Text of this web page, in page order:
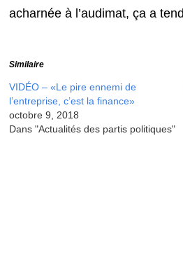
acharnée à l’audimat, ça a
Similaire
VIDÉO – «Le pire ennemi de
l’entreprise, c’est la finance»
octobre 9, 2018
Dans "Actualités des partis politiques"